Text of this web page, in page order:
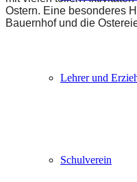
Lehrer und
Schulverein
Ostern. Eine besonderes
Bauernhof und die